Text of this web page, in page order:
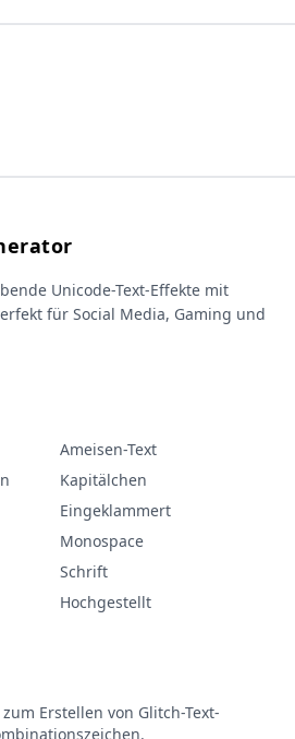
Unicode-Text-Effekte mit
für Social Media, Gaming und
Ameisen-Text
Kapitälchen
Eingeklammert
Monospace
Schrift
Hochgestellt
Erstellen von Glitch-Text-